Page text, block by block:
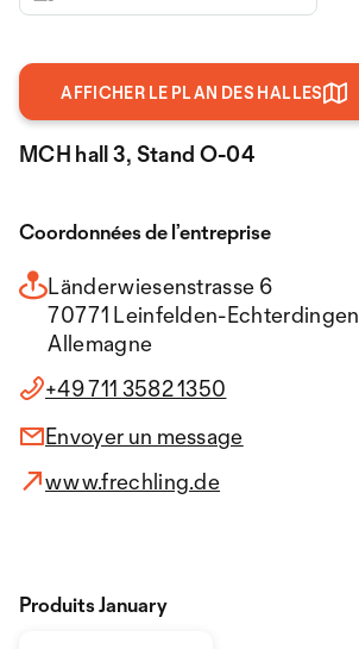
AFFICHER LE PLAN DES HALLES
MCH hall 3, Stand O-04
Coordonnées de l’entreprise
Länderwiesenstrasse 6
70771 Leinfelden-Echterdingen
Allemagne
+49 711 3582 1350
Envoyer un message
www.frechling.de
Produits January